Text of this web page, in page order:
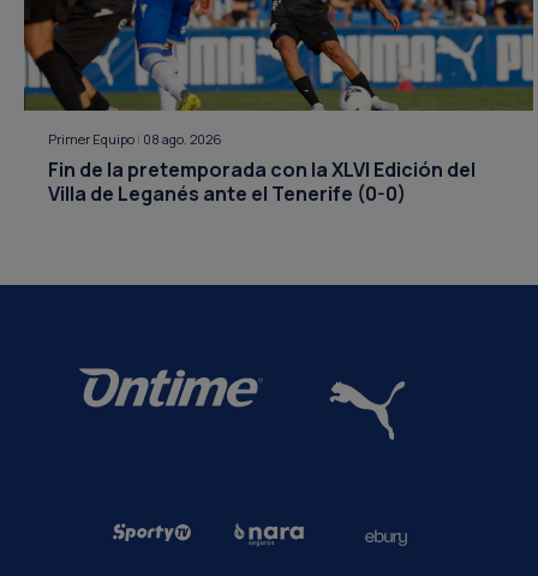
Primer Equipo | 08 ago. 2026
Fin de la pretemporada con la XLVI Edición del
Villa de Leganés ante el Tenerife (0-0)